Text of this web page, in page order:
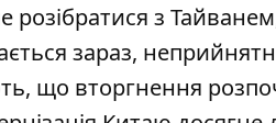
з
зараз,
що вторгнення